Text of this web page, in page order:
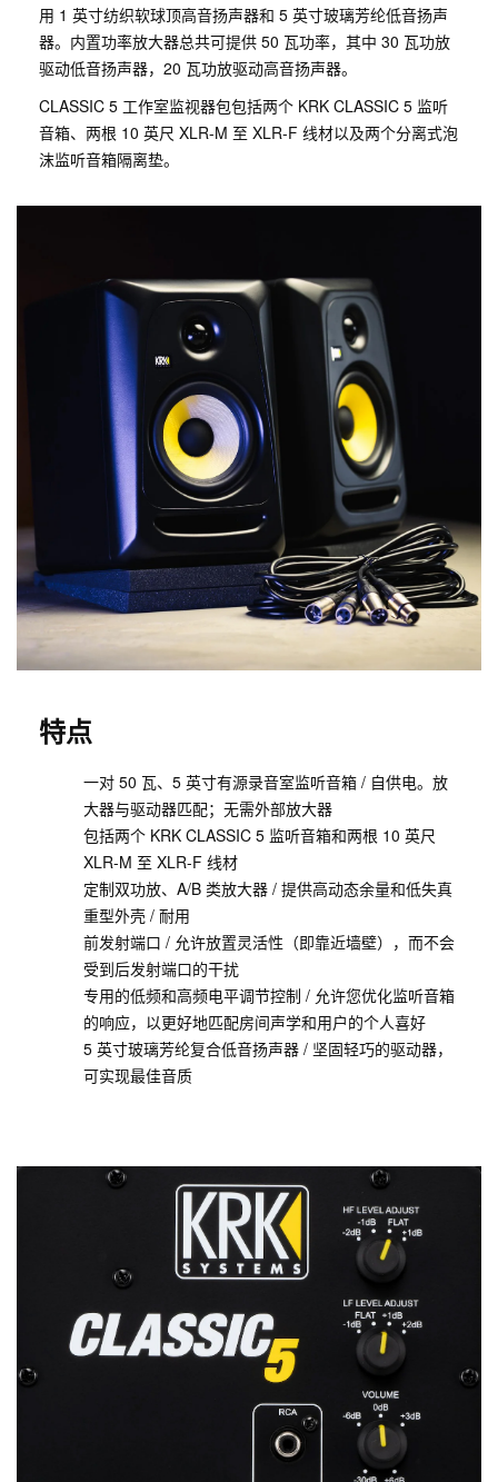
用 1 英寸纺织软球顶高音扬声器和 5 英寸玻璃芳纶低音扬声
器。内置功率放大器总共可提供 50 瓦功率，其中 30 瓦功放
驱动低音扬声器，20 瓦功放驱动高音扬声器。
CLASSIC 5 工作室监视器包包括两个 KRK CLASSIC 5 监听
音箱、两根 10 英尺 XLR-M 至 XLR-F 线材以及两个分离式泡
沫监听音箱隔离垫。
特点
一对 50 瓦、5 英寸有源录音室监听音箱 / 自供电。放
大器与驱动器匹配；无需外部放大器
包括两个 KRK CLASSIC 5 监听音箱和两根 10 英尺
XLR-M 至 XLR-F 线材
定制双功放、A/B 类放大器 / 提供高动态余量和低失真
重型外壳 / 耐用
前发射端口 / 允许放置灵活性（即靠近墙壁），而不会
受到后发射端口的干扰
专用的低频和高频电平调节控制 / 允许您优化监听音箱
的响应，以更好地匹配房间声学和用户的个人喜好
5 英寸玻璃芳纶复合低音扬声器 / 坚固轻巧的驱动器，
可实现最佳音质